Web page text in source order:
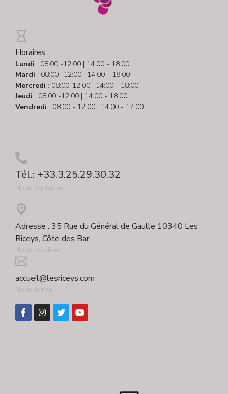
Horaires
Lundi : 08:00 -12:00 | 14:00 - 18:00
Mardi : 08:00 -12:00 | 14:00 - 18:00
Mercredi : 08:00-12:00 | 14:00 - 18:00
Jeudi : 08:00 -12:00 | 14:00 - 18:00
Vendredi : 08:00 - 12:00 | 14:00 - 17:00
Tél.: +33.3.25.29.30.32
Nous contacter ...
Adresse : 35 Rue du Général de Gaulle 10340 Les
Riceys, Côte des Bar
Nous localiser ...
accueil@lesriceys.com
Nous écrire ...